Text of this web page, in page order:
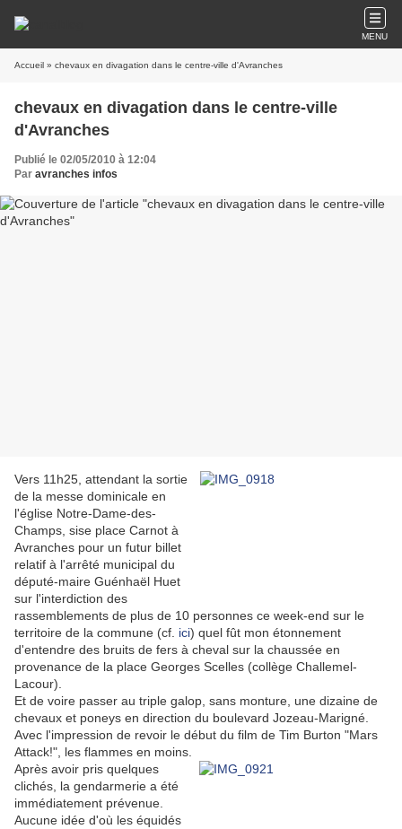
MENU
Accueil » chevaux en divagation dans le centre-ville d'Avranches
chevaux en divagation dans le centre-ville
d'Avranches
Publié le 02/05/2010 à 12:04
Par avranches infos
Vers 11h25, attendant la sortie
de la messe dominicale en
l'église Notre-Dame-des-
Champs, sise place Carnot à
Avranches pour un futur billet
relatif à l'arrêté municipal du
député-maire Guénhaël Huet
sur l'interdiction des
rassemblements de plus de 10 personnes ce week-end sur le
territoire de la commune (cf. ici) quel fût mon étonnement
d'entendre des bruits de fers à cheval sur la chaussée en
provenance de la place Georges Scelles (collège Challemel-
Lacour).
Et de voire passer au triple galop, sans monture, une dizaine de
chevaux et poneys en direction du boulevard Jozeau-Marigné.
Avec l'impression de revoir le début du film de Tim Burton "Mars
Attack!", les flammes en moins.
Après avoir pris quelques
clichés, la gendarmerie a été
immédiatement prévenue.
Aucune idée d'où les équidés